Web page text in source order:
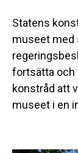
Statens
museet med
fortsätta och
konstråd att
museet i en